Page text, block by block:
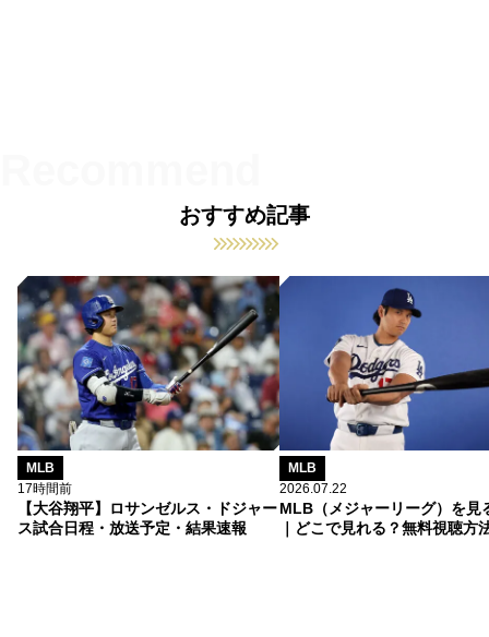
おすすめ記事
MLB
17時間前
【大谷翔平】ロサンゼルス・ドジャー
ス試合日程・放送予定・結果速報
MLB
2026.07.22
MLB（メジャーリーグ）を見
｜どこで見れる？無料視聴方